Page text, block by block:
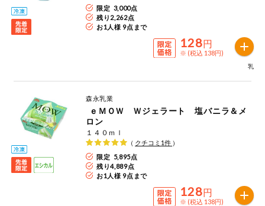
お弁当用商品
組合員さんの
リクエスト
いいもんみっ
け
オーガニック
限定 3,000点
残り 2,262点
お1人様 9点まで
128円
※ (税込 138円)
乳
森永乳業
ロン
１４０ｍｌ
（ クチコミ 1件 ）
限定 5,895点
残り4,889点
お1人様 9点まで
128円
※ (税込 138円)